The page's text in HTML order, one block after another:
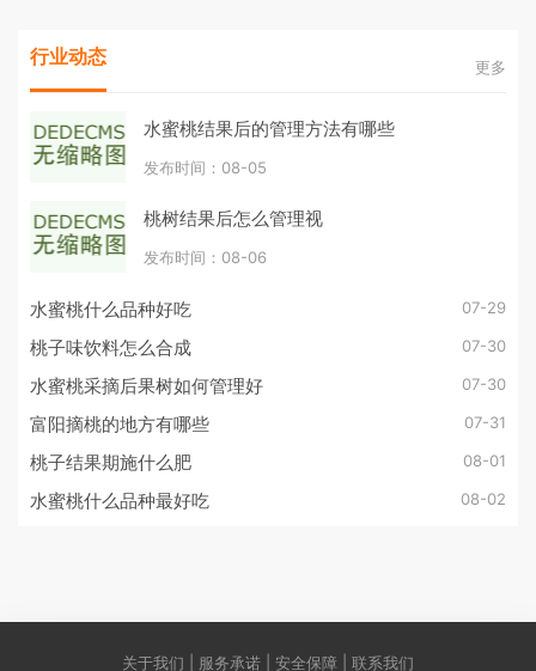
行业动态 更多
水蜜桃结果后的管理方法有哪些
发布时间：08-05
桃树结果后怎么管理视
发布时间：08-06
水蜜桃什么品种好吃 07-29
桃子味饮料怎么合成 07-30
水蜜桃采摘后果树如何管理好 07-30
富阳摘桃的地方有哪些 07-31
桃子结果期施什么肥 08-01
水蜜桃什么品种最好吃 08-02
关于我们 | 服务承诺 | 安全保障 | 联系我们